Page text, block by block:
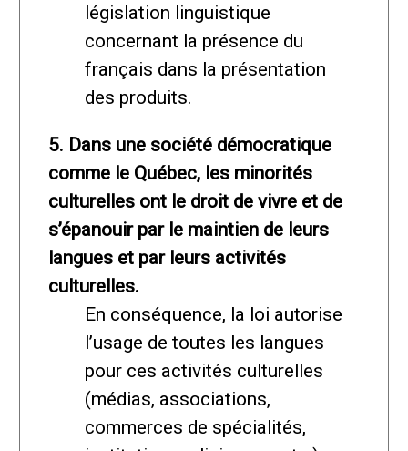
législation linguistique
concernant la présence du
français dans la présentation
des produits.
5. Dans une société démocratique
comme le Québec, les minorités
culturelles ont le droit de vivre et de
s’épanouir par le maintien de leurs
langues et par leurs activités
culturelles.
En conséquence, la loi autorise
l’usage de toutes les langues
pour ces activités culturelles
(médias, associations,
commerces de spécialités,